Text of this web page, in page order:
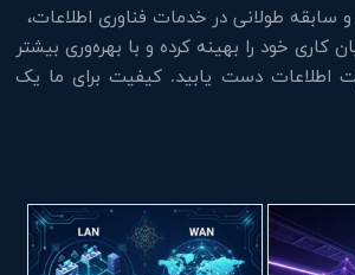
طولانی در خدمات فناوری اطلاعات،
کاری خود را بهینه کرده و با بهره‌وری بیشتر
اطلاعات دست یابید. کیفیت برای ما یک